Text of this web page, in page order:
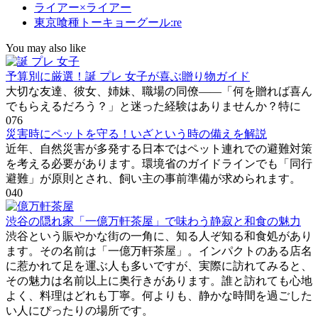
ライアー×ライアー
東京喰種トーキョーグール:re
You may also like
予算別に厳選！誕 プレ 女子が喜ぶ贈り物ガイド
大切な友達、彼女、姉妹、職場の同僚――「何を贈れば喜ん
でもらえるだろう？」と迷った経験はありませんか？特に
076
災害時にペットを守る！いざという時の備えを解説
近年、自然災害が多発する日本ではペット連れでの避難対策
を考える必要があります。環境省のガイドラインでも「同行
避難」が原則とされ、飼い主の事前準備が求められます。
040
渋谷の隠れ家「一億万軒茶屋」で味わう静寂と和食の魅力
渋谷という賑やかな街の一角に、知る人ぞ知る和食処があり
ます。その名前は「一億万軒茶屋」。インパクトのある店名
に惹かれて足を運ぶ人も多いですが、実際に訪れてみると、
その魅力は名前以上に奥行きがあります。誰と訪れても心地
よく、料理はどれも丁寧。何よりも、静かな時間を過ごした
い人にぴったりの場所です。